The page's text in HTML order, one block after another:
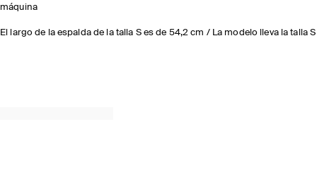
máquina
El largo de la espalda de la talla S es de 54,2 cm / La modelo lleva la talla S